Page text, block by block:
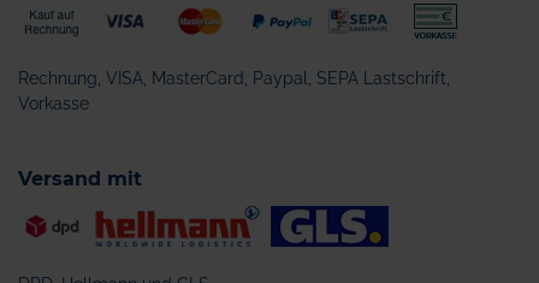
Rechnung, VISA, MasterCard, Paypal, SEPA Lastschrift,
Vorkasse
Versand mit